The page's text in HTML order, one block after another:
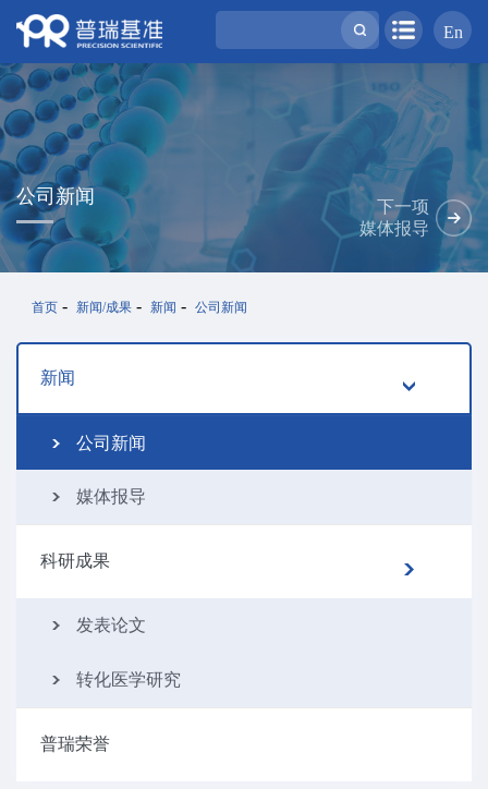
En
公司新闻
下一项
媒体报导
首页 - 新闻/成果 - 新闻 - 公司新闻
新闻
公司新闻
媒体报导
科研成果
发表论文
转化医学研究
普瑞荣誉